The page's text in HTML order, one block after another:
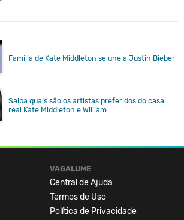
Família de Kate Middleton se une a Justin Bieber
Saiba quais são os artistas preferidos do casal
real Kate Middleton e William
VAGALUME
Central de Ajuda
Termos de Uso
Política de Privacidade